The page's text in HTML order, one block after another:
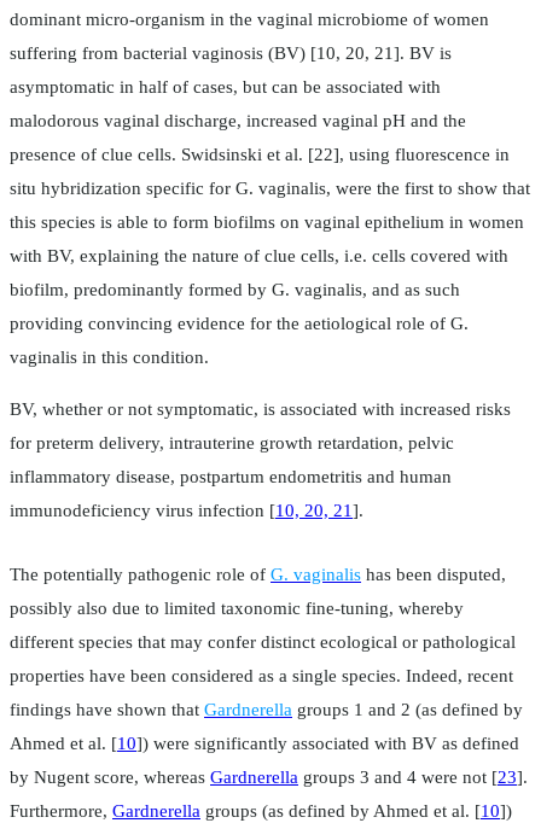
dominant micro-organism in the vaginal microbiome of women
suffering from bacterial vaginosis (BV) [10, 20, 21]. BV is
asymptomatic in half of cases, but can be associated with
malodorous vaginal discharge, increased vaginal pH and the
presence of clue cells. Swidsinski et al. [22], using fluorescence in
situ hybridization specific for G. vaginalis, were the first to show that
this species is able to form biofilms on vaginal epithelium in women
with BV, explaining the nature of clue cells, i.e. cells covered with
biofilm, predominantly formed by G. vaginalis, and as such
providing convincing evidence for the aetiological role of G.
vaginalis in this condition.
BV, whether or not symptomatic, is associated with increased risks
for preterm delivery, intrauterine growth retardation, pelvic
inflammatory disease, postpartum endometritis and human
immunodeficiency virus infection [10, 20, 21].
The potentially pathogenic role of G. vaginalis has been disputed,
possibly also due to limited taxonomic fine-tuning, whereby
different species that may confer distinct ecological or pathological
properties have been considered as a single species. Indeed, recent
findings have shown that Gardnerella groups 1 and 2 (as defined by
Ahmed et al. [10]) were significantly associated with BV as defined
by Nugent score, whereas Gardnerella groups 3 and 4 were not [23].
Furthermore, Gardnerella groups (as defined by Ahmed et al. [10])